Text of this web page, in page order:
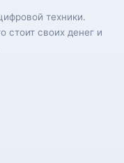
техники.
стоит своих денег и